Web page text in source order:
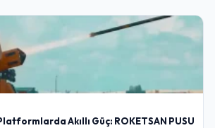
Akıllı Güç: ROKETSAN PUSU